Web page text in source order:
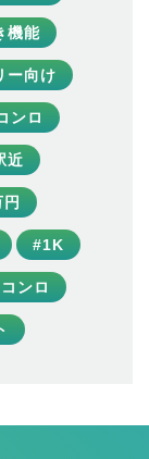
機能
ー向け
ンロ
近
#1K
ンロ